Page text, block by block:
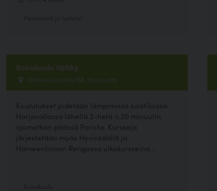
Koirakoulu Välkky
Hiittenkiukaantie 168, Harjavalta
Koulutukset pidetään lämpimissä sisätiloissa
Harjavallassa lähellä 2-tietä n.20 minuutin
ajomatkan päässä Porista. Kursseja
järjestetään myös Hyvinkäällä ja
Hämeenlinnan Rengossa ulkokursseina...